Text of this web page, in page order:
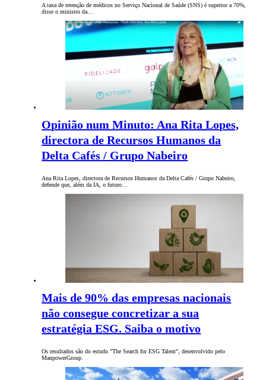
A taxa de retenção de médicos no Serviço Nacional de Saúde (SNS) é superior a 70%,
disse o ministro da…
Opinião num Minuto: Ana Rita Lopes,
directora de Recursos Humanos da
Delta Cafés / Grupo Nabeiro
Ana Rita Lopes, directora de Recursos Humanos da Delta Cafés / Grupo Nabeiro,
defende que, além da IA, o futuro…
Mais de 90% das empresas nacionais
não consegue concretizar a sua
estratégia ESG. Saiba o motivo
Os resultados são do estudo "The Search for ESG Talent", desenvolvido pelo
ManpowerGroup.